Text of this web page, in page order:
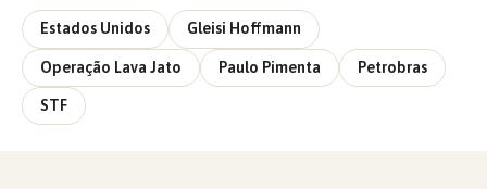
Estados Unidos Gleisi Hoffmann
Operação Lava Jato Paulo Pimenta Petrobras
STF